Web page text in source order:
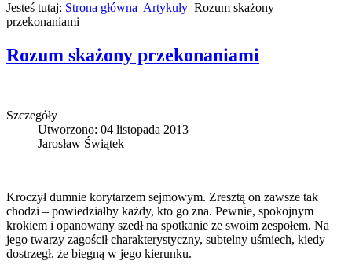
Jesteś tutaj: Strona główna Artykuły Rozum skażony
przekonaniami
Rozum skażony przekonaniami
Szczegóły
Utworzono: 04 listopada 2013
Jarosław Świątek
Kroczył dumnie korytarzem sejmowym. Zresztą on zawsze tak
chodzi – powiedziałby każdy, kto go zna. Pewnie, spokojnym
krokiem i opanowany szedł na spotkanie ze swoim zespołem. Na
jego twarzy zagościł charakterystyczny, subtelny uśmiech, kiedy
dostrzegł, że biegną w jego kierunku.